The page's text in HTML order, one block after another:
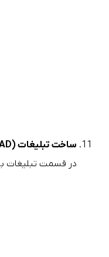
ساخت تبلیغات (AD)
در قسمت تبلیغات